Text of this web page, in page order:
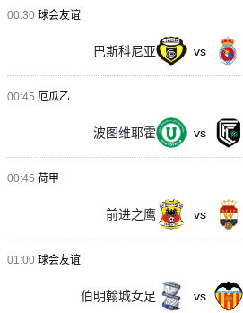
00:30 球会友谊
巴斯科尼亚 vs
00:45 厄瓜乙
波图维耶霍 vs
00:45 荷甲
前进之鹰 vs
01:00 球会友谊
伯明翰城女足 vs